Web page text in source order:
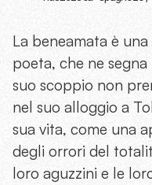
La beneamata è
poeta, che ne
suo scoppio non
nel suo alloggio a
sua vita, come una
degli orrori del
loro aguzzini e le